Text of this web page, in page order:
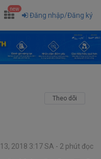
new
Đăng nhập/Đăng ký
Theo dõi
2018 3:17 SA 2 phút đọc